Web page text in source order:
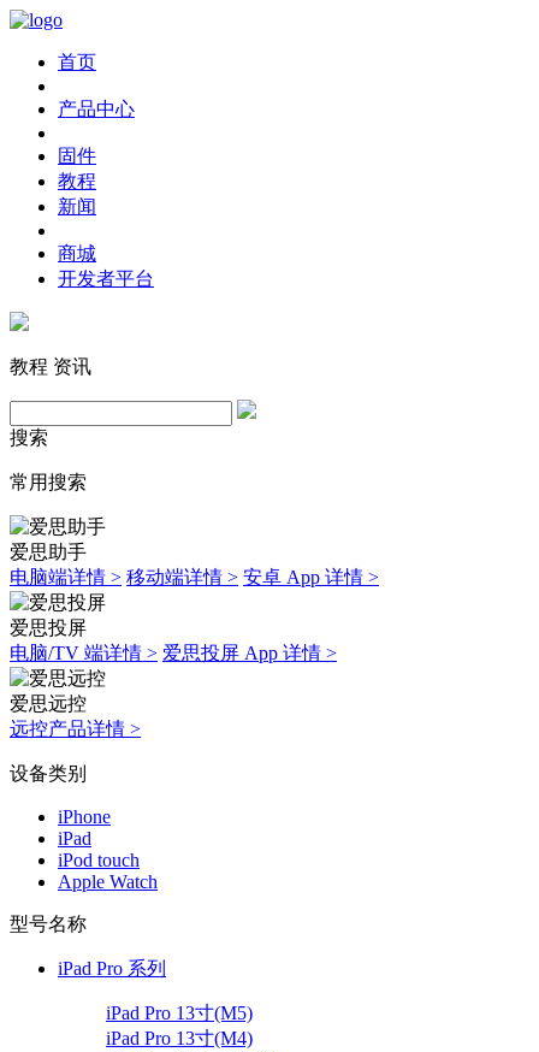
首页
产品中心
固件
教程
新闻
商城
开发者平台
教程 资讯
搜索
常用搜索
爱思助手
电脑端详情 > 移动端详情 > 安卓 App 详情 >
爱思投屏
电脑/TV 端详情 > 爱思投屏 App 详情 >
爱思远控
远控产品详情 >
设备类别
iPhone
iPad
iPod touch
Apple Watch
型号名称
iPad Pro 系列
iPad Pro 13寸(M5)
iPad Pro 13寸(M4)